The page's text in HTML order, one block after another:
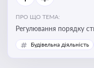
ПРО ЩО ТЕМА:
Регулювання порядку
функціонування
Будівельна діяльність